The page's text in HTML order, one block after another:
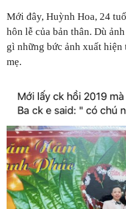
Mới đây, Huỳnh Hoa, 24
hôn lễ của bản thân. Dù
gì những bức ảnh xuất
mẹ.